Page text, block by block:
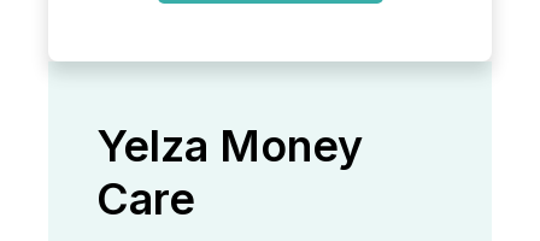
Yelza Money
Care